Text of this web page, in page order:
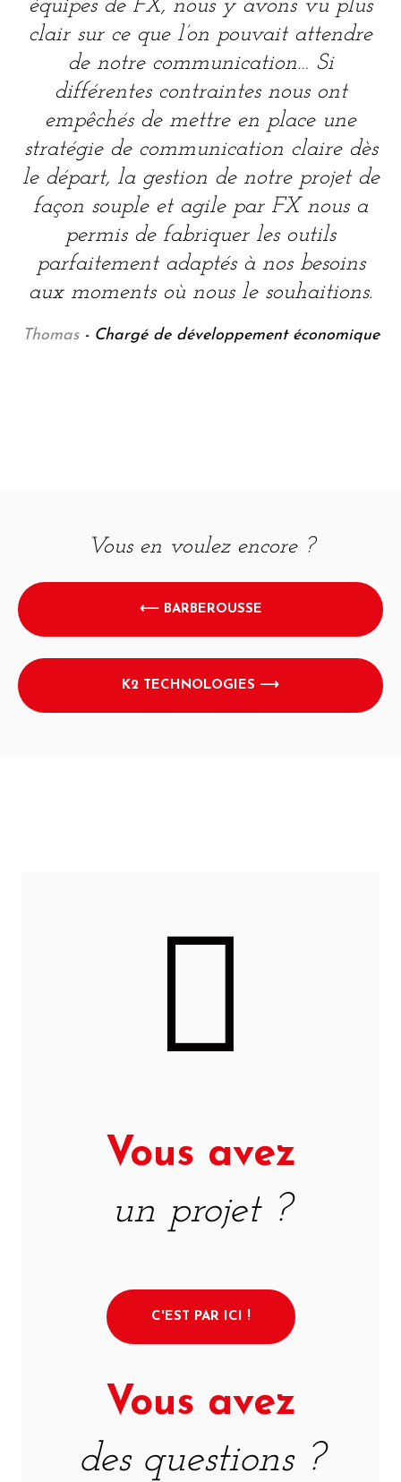
équipes de FX, nous y avons vu plus
clair sur ce que l’on pouvait attendre
de notre communication… Si
différentes contraintes nous ont
empêchés de mettre en place une
stratégie de communication claire dès
le départ, la gestion de notre projet de
façon souple et agile par FX nous a
permis de fabriquer les outils
parfaitement adaptés à nos besoins
aux moments où nous le souhaitions.
Thomas- Chargé de développement économique
Vous en voulez encore ?
⟵ BARBEROUSSE
K2 TECHNOLOGIES ⟶
Vous avez
un projet ?
C'EST PAR ICI !
Vous avez
des questions ?